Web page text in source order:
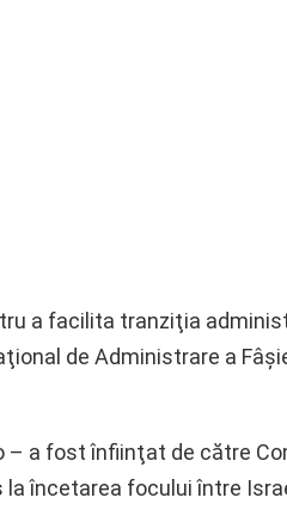
a facilita tranziţia
de Administrare a
– a fost înfiinţat de către
încetarea focului între